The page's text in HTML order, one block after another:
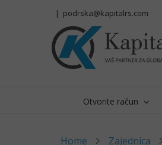
| podrska@kapitalrs.com
Otvorite račun
Home Zajednica